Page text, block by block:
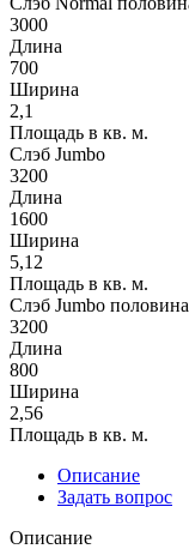
3000
Длина
700
Ширина
2,1
Площадь в кв. м.
Слэб Jumbo
3200
Длина
1600
Ширина
5,12
Площадь в кв. м.
Слэб Jumbo половина
3200
Длина
800
Ширина
2,56
Площадь в кв. м.
Описание
Задать вопрос
Описание